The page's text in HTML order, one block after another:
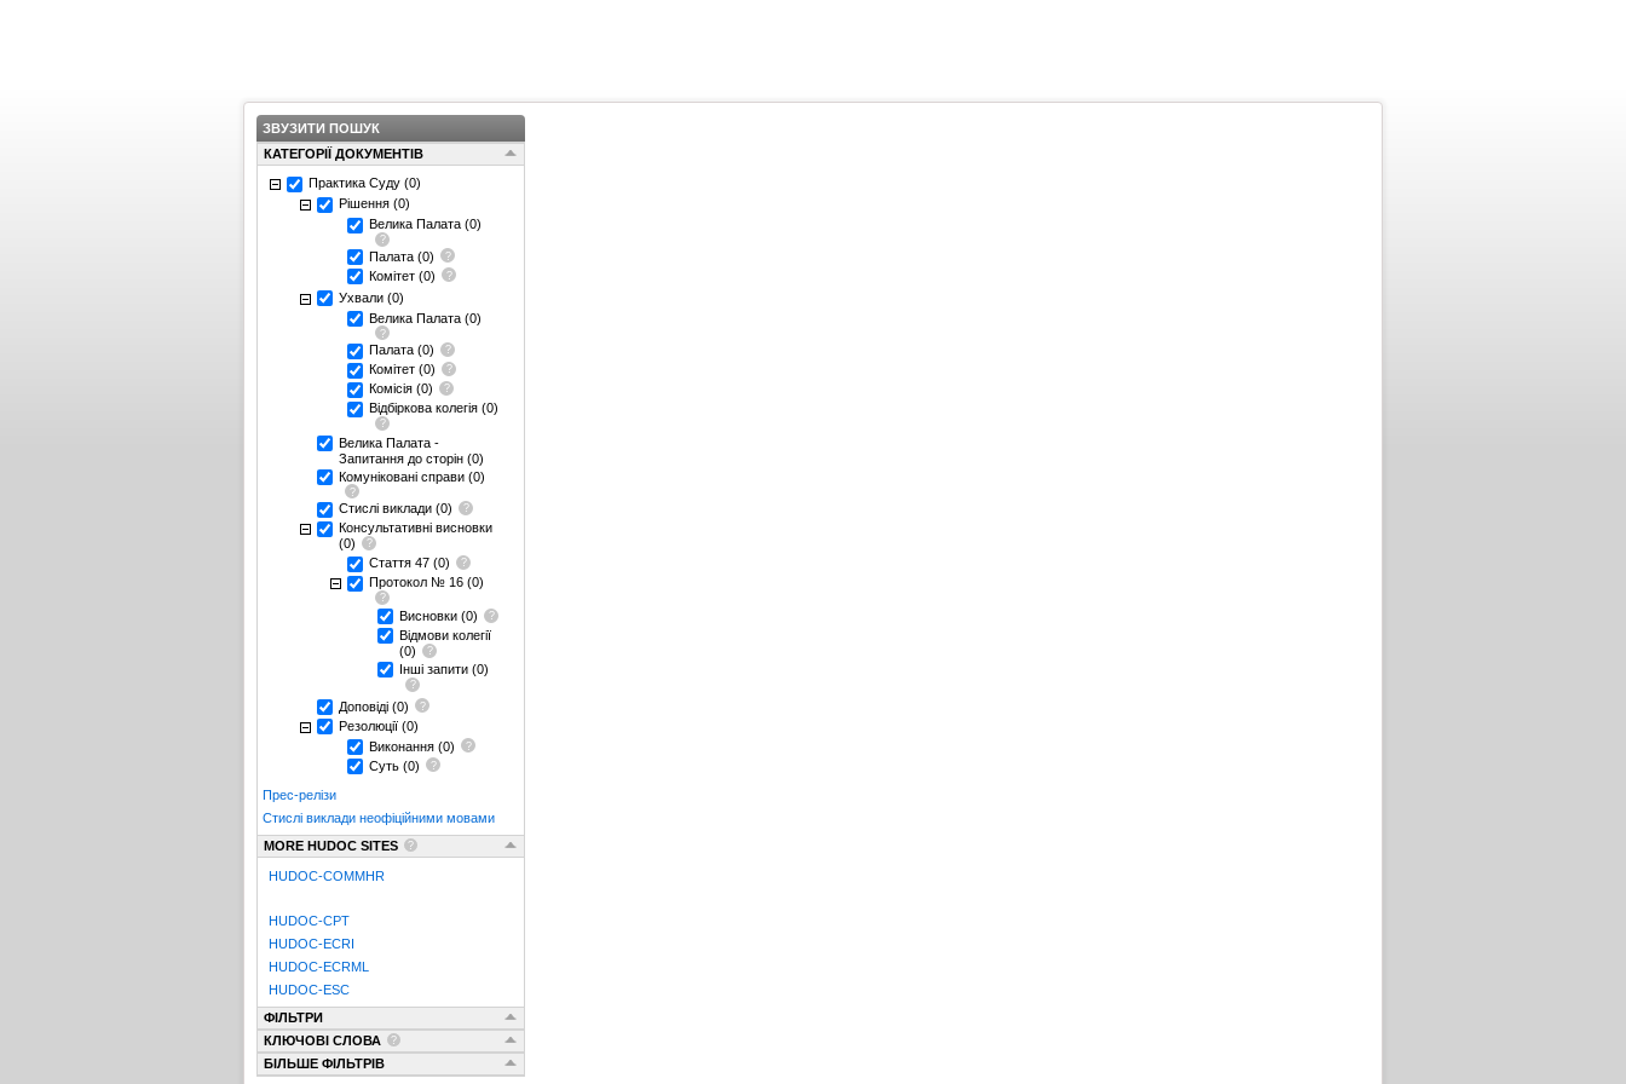
ЗВУЗИТИ ПОШУК
КАТЕГОРІЇ ДОКУМЕНТІВ
Практика Суду (0)
Рішення (0)
Велика Палата (0)
Палата (0)
Комітет (0)
Ухвали (0)
Велика Палата (0)
Палата (0)
Комітет (0)
Комісія (0)
Відбіркова колегія (0)
Велика Палата -
Запитання до сторін (0)
Комуніковані справи (0)
Стислі виклади (0)
Консультативні висновки
(0)
Стаття 47 (0)
Протокол № 16 (0)
Висновки (0)
Відмови колегії
(0)
Інші запити (0)
Доповіді (0)
Резолюції (0)
Виконання (0)
Суть (0)
Прес-релізи
Стислі виклади неофіційними мовами
MORE HUDOC SITES
HUDOC-COMMHR
HUDOC-CPT
HUDOC-ECRI
HUDOC-ECRML
HUDOC-ESC
ФІЛЬТРИ
КЛЮЧОВІ СЛОВА
БІЛЬШЕ ФІЛЬТРІВ